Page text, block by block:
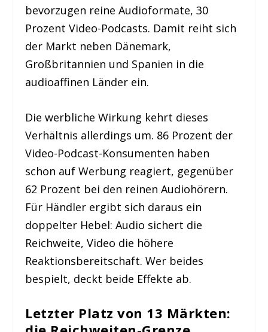
bevorzugen reine Audioformate, 30
Prozent Video-Podcasts. Damit reiht sich
der Markt neben Dänemark,
Großbritannien und Spanien in die
audioaffinen Länder ein.
Die werbliche Wirkung kehrt dieses
Verhältnis allerdings um. 86 Prozent der
Video-Podcast-Konsumenten haben
schon auf Werbung reagiert, gegenüber
62 Prozent bei den reinen Audiohörern.
Für Händler ergibt sich daraus ein
doppelter Hebel: Audio sichert die
Reichweite, Video die höhere
Reaktionsbereitschaft. Wer beides
bespielt, deckt beide Effekte ab.
Letzter Platz von 13 Märkten: